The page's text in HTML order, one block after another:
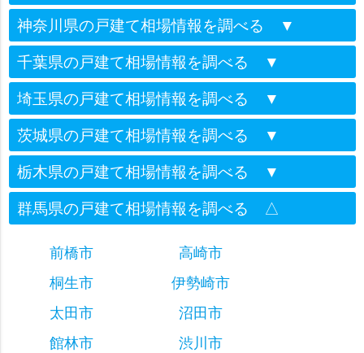
神奈川県の戸建て相場情報を調べる ▼
千葉県の戸建て相場情報を調べる ▼
埼玉県の戸建て相場情報を調べる ▼
茨城県の戸建て相場情報を調べる ▼
栃木県の戸建て相場情報を調べる ▼
群馬県の戸建て相場情報を調べる △
前橋市
高崎市
桐生市
伊勢崎市
太田市
沼田市
館林市
渋川市